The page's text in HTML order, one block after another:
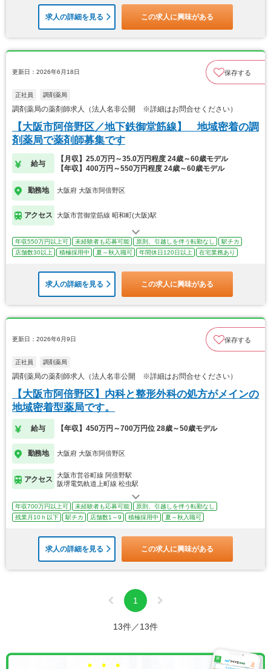
求人の詳細を見る この求人に興味がある
更新日：2026年6月18日 保存する
正社員 調剤薬局
調剤薬局の薬剤師求人（法人名非公開 ※詳細はお問合せください）
【大阪市阿倍野区／地下鉄御堂筋線】 地域密着の調
剤薬局で薬剤師募集です
給与
【月収】25.0万円～35.0万円程度 24歳～60歳モデル
【年収】400万円～550万円程度 24歳～60歳モデル
勤務地 大阪府 大阪市阿倍野区
アクセス 大阪市営御堂筋線 昭和町(大阪)駅
年収550万円以上可 未経験者も応募可能 原則、引越しを伴う転勤なし
駅チカ
店舗数30以上
積極採用中 夏～秋入職可 年間休日120日以上 在宅業務あり
求人の詳細を見る この求人に興味がある
更新日：2026年6月9日 保存する
正社員 調剤薬局
調剤薬局の薬剤師求人（法人名非公開 ※詳細はお問合せください）
【大阪市阿倍野区】内科と整形外科の処方がメインの
地域密着型薬局です。
給与 【年収】450万円～700万円位 28歳～50歳モデル
勤務地 大阪府 大阪市阿倍野区
アクセス
大阪市営谷町線 阿倍野駅
阪堺電気軌道上町線 松虫駅
年収700万円以上可 未経験者も応募可能
原則、引越しを伴う転勤なし
残業月10ｈ以下
駅チカ 店舗数1～9 積極採用中 夏～秋入職可
求人の詳細を見る この求人に興味がある
1
13件／13件